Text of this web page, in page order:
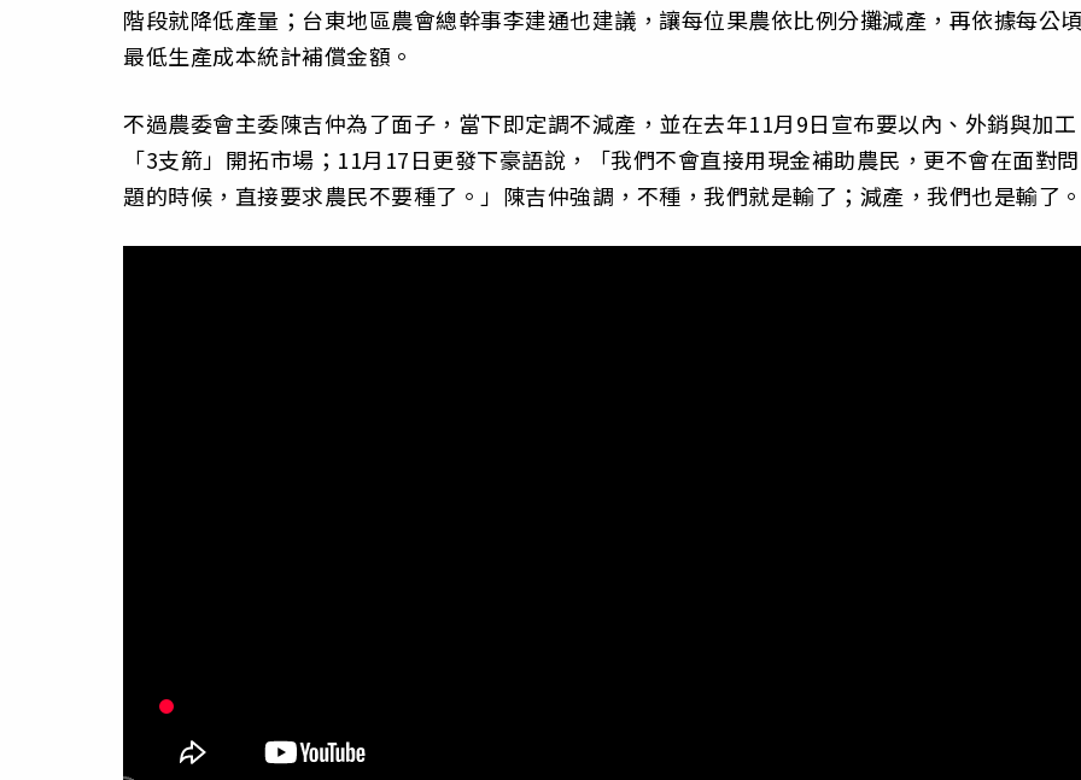
階段就降低產量；台東地區農會總幹事李建通也建議，讓每位果農依比例分攤減產，再依據每公
最低生產成本統計補償金額。
不過農委會主委陳吉仲為了面子，當下即定調不減產，並在去年11月9日宣布要以內、外銷與加工
「3支箭」開拓市場；11月17日更發下豪語說，「我們不會直接用現金補助農民，更不會在面對問
題的時候，直接要求農民不要種了。」陳吉仲強調，不種，我們就是輸了；減產，我們也是輸了